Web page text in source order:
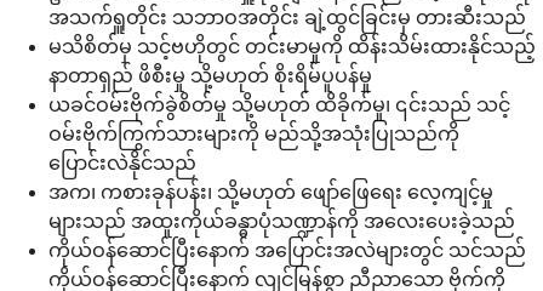
အသက်ရှူတိုင်း သဘာဝအတိုင်း ချဲ့ထွင်ခြင်းမှ တားဆီးသည်
မသိစိတ်မှ သင့်ဗဟိုတွင် တင်းမာမှုကို ထိန်းသိမ်းထားနိုင်သည့်
နာတာရှည် ဖိစီးမှု သို့မဟုတ် စိုးရိမ်ပူပန်မှု
ယခင်ဝမ်းဗိုက်ခွဲစိတ်မှု သို့မဟုတ် ထိခိုက်မှု၊ ၎င်းသည် သင့်
ဝမ်းဗိုက်ကြွက်သားများကို မည်သို့အသုံးပြုသည်ကို
ပြောင်းလဲနိုင်သည်
အက၊ ကစားခုန်ပန်း၊ သို့မဟုတ် ဖျော်ဖြေရေး လေ့ကျင့်မှု
များသည် အထူးကိုယ်ခန္ဓာပုံသဏ္ဍာန်ကို အလေးပေးခဲ့သည်
ကိုယ်ဝန်ဆောင်ပြီးနောက် အပြောင်းအလဲများတွင် သင်သည်
ကိုယ်ဝန်ဆောင်ပြီးနောက် လျင်မြန်စွာ ညီညာသော ဗိုက်ကို